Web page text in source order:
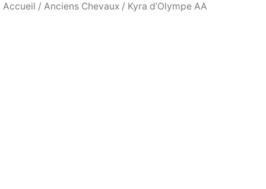
Accueil / Anciens Chevaux / Kyra d’Olympe AA